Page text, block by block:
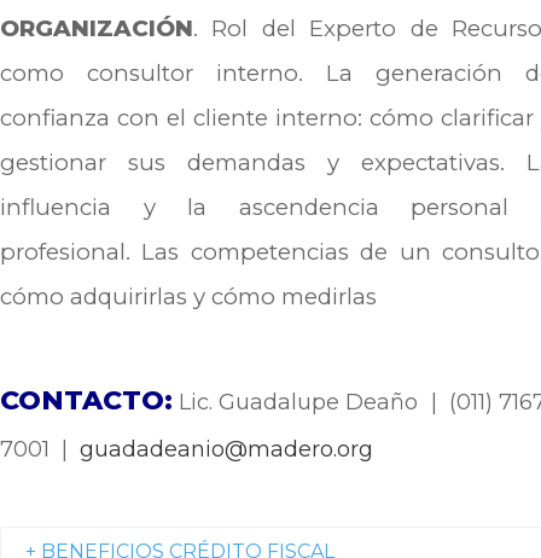
ORGANIZACIÓN. Rol del Experto de
como consultor interno. La generación
confianza con el cliente interno: cómo clarificar
gestionar sus demandas y expectativas.
influencia y la ascendencia personal
profesional. Las competencias de un
cómo adquirirlas y cómo medirlas
CONTACTO: Lic. Guadalupe Deaño | (011)
7001 | guadadeanio@madero.org
+ BENEFICIOS CRÉDITO FISCAL